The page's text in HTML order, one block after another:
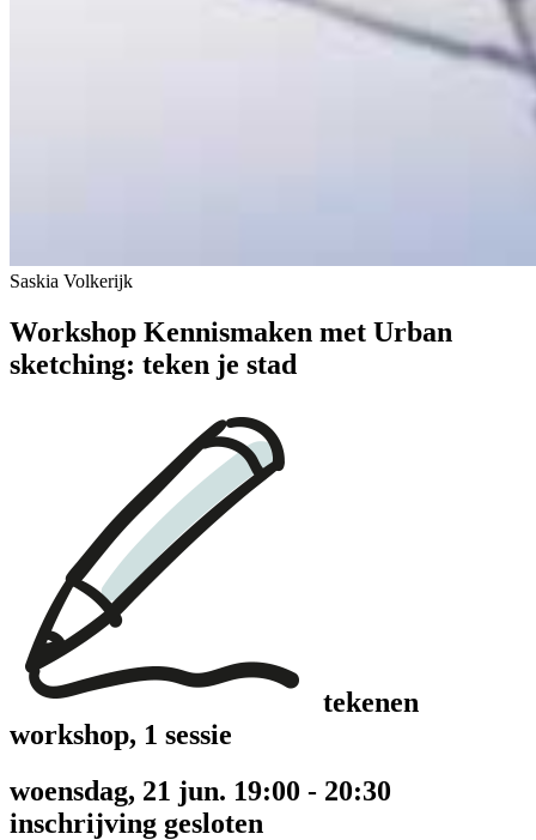
Saskia Volkerijk
Workshop Kennismaken met Urban
sketching: teken je stad
tekenen
workshop, 1 sessie
woensdag, 21 jun. 19:00 - 20:30
inschrijving gesloten